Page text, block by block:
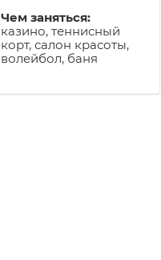
Чем заняться:
казино, теннисный
корт, салон красоты,
волейбол, баня